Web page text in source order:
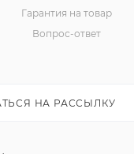
Гарантия на товар
Вопрос-ответ
НА РАССЫЛКУ